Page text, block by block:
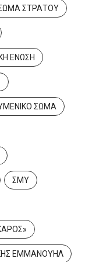
ΣΤΡΑΤΟΥ
ΕΝΩΣΗ
ΣΩΜΑ
ΣΜΥ
ΕΜΜΑΝΟΥΗΛ